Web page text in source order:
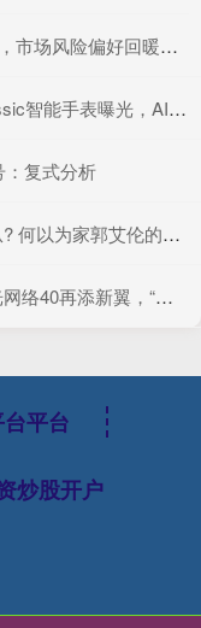
求，黄金价格窄幅震荡等待突破
光，AI智能洞察佩戴者健康
：复式分析
郭艾伦的三种不同人生
，“超融合”方案创新而来
平台
炒股开户